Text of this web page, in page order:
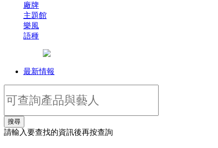
廠牌
主題館
樂風
語種
最新情報
搜尋
請輸入要查找的資訊後再按查詢